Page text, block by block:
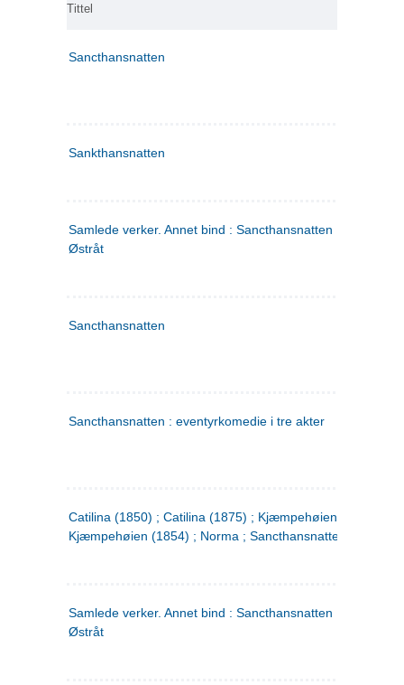
Tittel
Sancthansnatten
Sankthansnatten
Samlede verker. Annet bind : Sancthansnatten ; Fru Inger
Østråt
Sancthansnatten
Sancthansnatten : eventyrkomedie i tre akter
Catilina (1850) ; Catilina (1875) ; Kjæmpehøien (1850) ;
Kjæmpehøien (1854) ; Norma ; Sancthansnatten
Samlede verker. Annet bind : Sancthansnatten ; Fru Inger
Østråt